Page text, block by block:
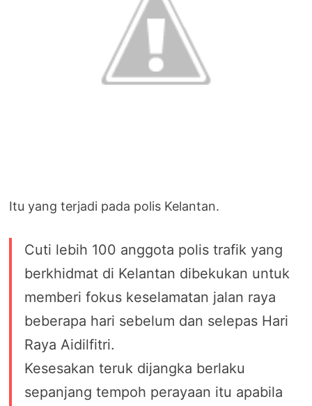
Itu yang terjadi pada polis Kelantan.
Cuti lebih 100 anggota polis trafik yang
berkhidmat di Kelantan dibekukan untuk
memberi fokus keselamatan jalan raya
beberapa hari sebelum dan selepas Hari
Raya Aidilfitri.
Kesesakan teruk dijangka berlaku
sepanjang tempoh perayaan itu apabila